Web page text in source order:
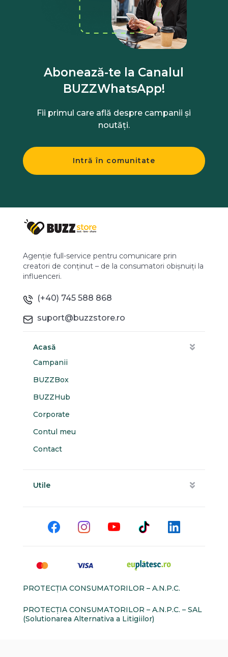
Abonează-te la Canalul
BUZZWhatsApp!
Fii primul care află despre campanii și
noutăți.
Intră în comunitate
Agenție full-service pentru comunicare prin
creatori de conținut – de la consumatori obișnuiți la
influenceri.
(+40) 745 588 868
suport@buzzstore.ro
Acasă
Campanii
BUZZBox
BUZZHub
Corporate
Contul meu
Contact
Utile
PROTECŢIA CONSUMATORILOR – A.N.P.C.
PROTECŢIA CONSUMATORILOR – A.N.P.C. – SAL
(Solutionarea Alternativa a Litigiilor)